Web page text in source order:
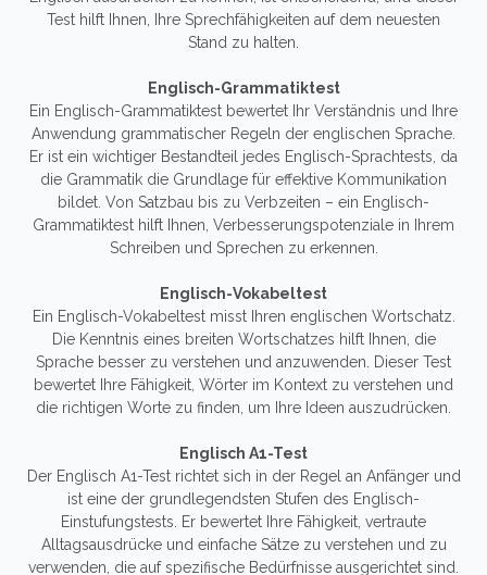
Test hilft Ihnen, Ihre Sprechfähigkeiten auf dem neuesten
Stand zu halten.
Englisch-Grammatiktest
Ein Englisch-Grammatiktest bewertet Ihr Verständnis und Ihre
Anwendung grammatischer Regeln der englischen Sprache.
Er ist ein wichtiger Bestandteil jedes Englisch-Sprachtests, da
die Grammatik die Grundlage für effektive Kommunikation
bildet. Von Satzbau bis zu Verbzeiten – ein Englisch-
Grammatiktest hilft Ihnen, Verbesserungspotenziale in Ihrem
Schreiben und Sprechen zu erkennen.
Englisch-Vokabeltest
Ein Englisch-Vokabeltest misst Ihren englischen Wortschatz.
Die Kenntnis eines breiten Wortschatzes hilft Ihnen, die
Sprache besser zu verstehen und anzuwenden. Dieser Test
bewertet Ihre Fähigkeit, Wörter im Kontext zu verstehen und
die richtigen Worte zu finden, um Ihre Ideen auszudrücken.
Englisch A1-Test
Der Englisch A1-Test richtet sich in der Regel an Anfänger und
ist eine der grundlegendsten Stufen des Englisch-
Einstufungstests. Er bewertet Ihre Fähigkeit, vertraute
Alltagsausdrücke und einfache Sätze zu verstehen und zu
verwenden, die auf spezifische Bedürfnisse ausgerichtet sind.